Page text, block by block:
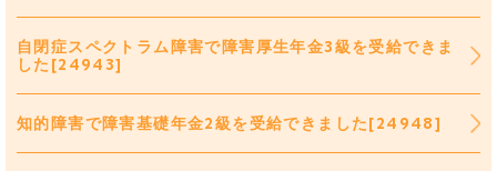
自閉症スペクトラム障害で障害厚生年金3級を受給できま
した[24943]
知的障害で障害基礎年金2級を受給できました[24948]